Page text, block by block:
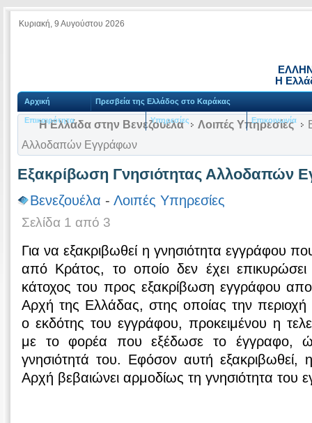
Κυριακή, 9 Αυγούστου 2026
Η
Αρχική Πρεσβεία της Ελλάδος στο Καράκας
Επικαιρότητα Υπηρεσίες Επικοινωνία
Η Ελλάδα στην Βενεζουέλα Λοιπές Υπηρεσίες
Αλλοδαπών Εγγράφων
Εξακρίβωση Γνησιότητας Αλλοδαπών
Βενεζουέλα - Λοιπές Υπηρεσίες
Σελίδα 1 από 3
Για να εξακριβωθεί η γνησιότητα εγγράφου
από Κράτος, το οποίο δεν έχει
κάτοχος του προς εξακρίβωση εγγράφου
Αρχή της Ελλάδας, στης οποίας την περιοχή
ο εκδότης του εγγράφου, προκειμένου η
με το φορέα που εξέδωσε το έγγραφο,
γνησιότητά του. Εφόσον αυτή
Αρχή βεβαιώνει αρμοδίως τη γνησιότητα του